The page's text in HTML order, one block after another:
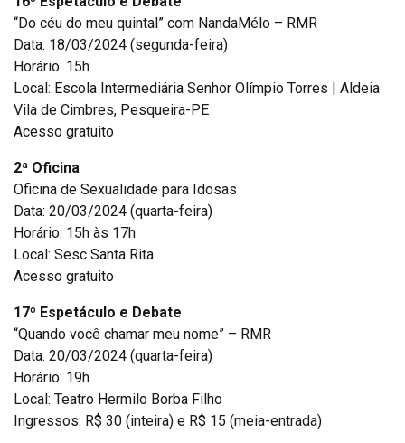
“Do céu do meu quintal” com NandaMélo – RMR
Data: 18/03/2024 (segunda-feira)
Horário: 15h
Local: Escola Intermediária Senhor Olímpio Torres | Aldeia
Vila de Cimbres, Pesqueira-PE
Acesso gratuito
2ª Oficina
Oficina de Sexualidade para Idosas
Data: 20/03/2024 (quarta-feira)
Horário: 15h às 17h
Local: Sesc Santa Rita
Acesso gratuito
17º Espetáculo e Debate
“Quando você chamar meu nome” – RMR
Data: 20/03/2024 (quarta-feira)
Horário: 19h
Local: Teatro Hermilo Borba Filho
Ingressos: R$ 30 (inteira) e R$ 15 (meia-entrada)